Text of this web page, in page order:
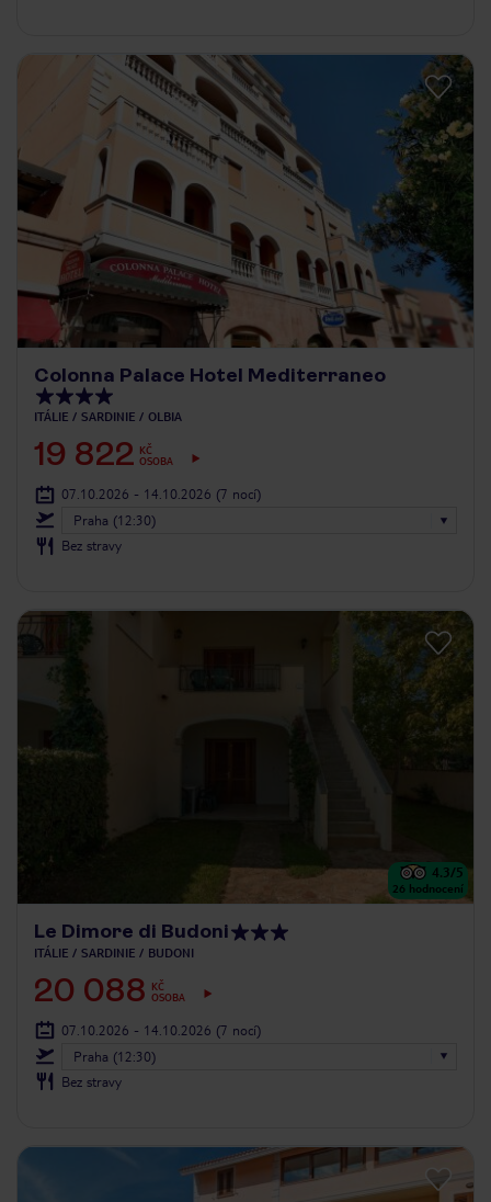
Colonna Palace Hotel Mediterraneo
ITÁLIE SARDINIE OLBIA
19 822 KČ
OSOBA
07.10.2026 - 14.10.2026 (7 nocí)
Praha (12:30)
Bez stravy
4.3/5
26 hodnocení
Le Dimore di Budoni
ITÁLIE SARDINIE BUDONI
20 088
KČ
OSOBA
07.10.2026 - 14.10.2026 (7 nocí)
Praha (12:30)
Bez stravy